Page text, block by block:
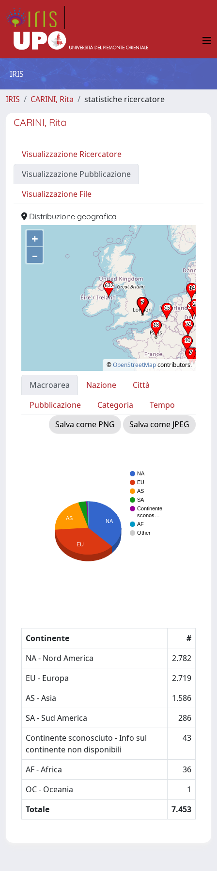
IRIS
IRIS CARINI, Rita statistiche ricercatore
CARINI, Rita
Visualizzazione Ricercatore
Visualizzazione Pubblicazione
Visualizzazione File
Distribuzione geografica
+
–
©OpenStreetMapcontributors.
Macroarea Nazione
Città
Pubblicazione
Categoria
Tempo
Salva come PNG
Salva come JPEG
NA
EU
AS
SA
Continente
sconos…
AF
Other
NA
AS
EU
Continente
#
NA - Nord America
2.782
EU - Europa
2.719
AS - Asia
1.586
SA - Sud America
286
Continente sconosciuto - Info sul
continente non disponibili
43
AF - Africa
36
OC - Oceania
1
Totale
7.453